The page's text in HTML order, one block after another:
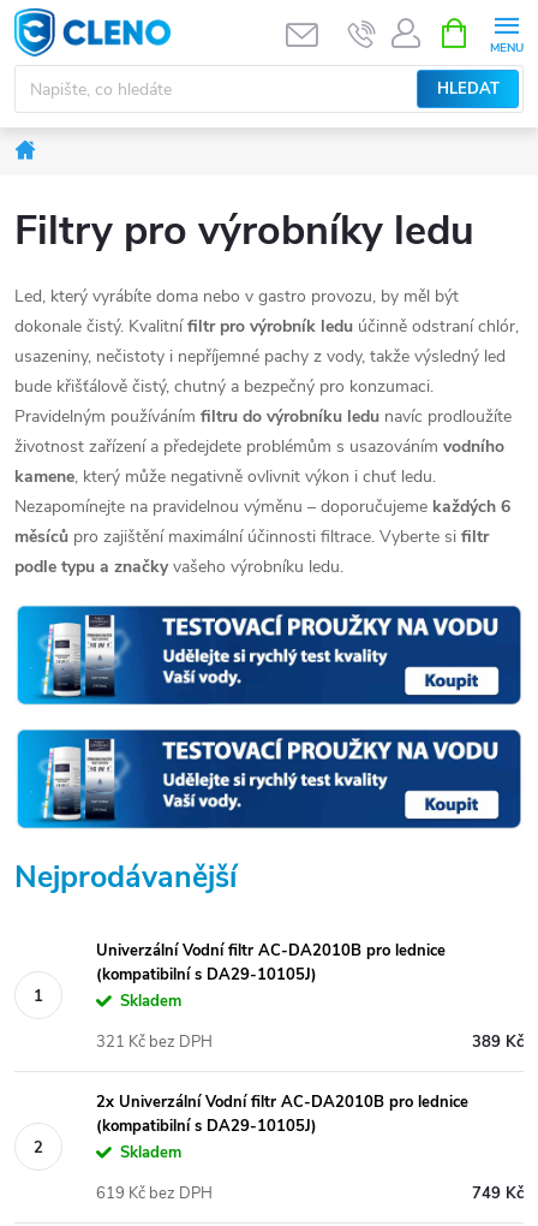
Přejít
na
obsah
HLEDAT
NÁKUPNÍ
KOŠÍK
Filtry pro výrobníky ledu
Led, který vyrábíte doma nebo v gastro provozu, by měl být
dokonale čistý. Kvalitnífiltr pro výrobník ledu účinně odstraní chlór,
usazeniny, nečistoty i nepříjemné pachy z vody, takže výsledný led
bude křišťálově čistý, chutný a bezpečný pro konzumaci.
Pravidelným používáním filtru do výrobníku ledu navíc prodloužíte
životnost zařízení a předejdete problémům s usazováním vodního
kamene, který může negativně ovlivnit výkon i chuť ledu.
Nezapomínejte na pravidelnou výměnu – doporučujeme každých 6
měsíců pro zajištění maximální účinnosti filtrace. Vyberte si filtr
podle typu a značkyvašeho výrobníku ledu.
Nejprodávanější
Univerzální Vodní filtr AC-DA2010B pro lednice
(kompatibilní s DA29-10105J)
Skladem
389 Kč
321 Kč bez DPH
2x Univerzální Vodní filtr AC-DA2010B pro lednice
(kompatibilní s DA29-10105J)
Skladem
749 Kč
619 Kč bez DPH